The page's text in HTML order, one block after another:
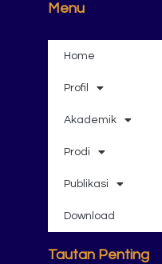
Menu
Home
Profil
Akademik
Prodi
Publikasi
Download
Tautan Penting